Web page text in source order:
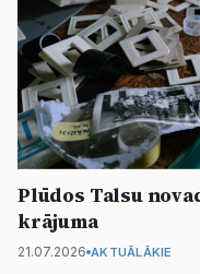
Plūdos Talsu
krājuma
21.07.2026 AKTUĀLĀKIE